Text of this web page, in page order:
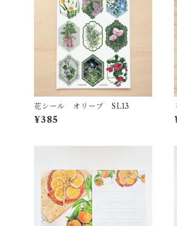
花シール オリーブ SL13
¥385